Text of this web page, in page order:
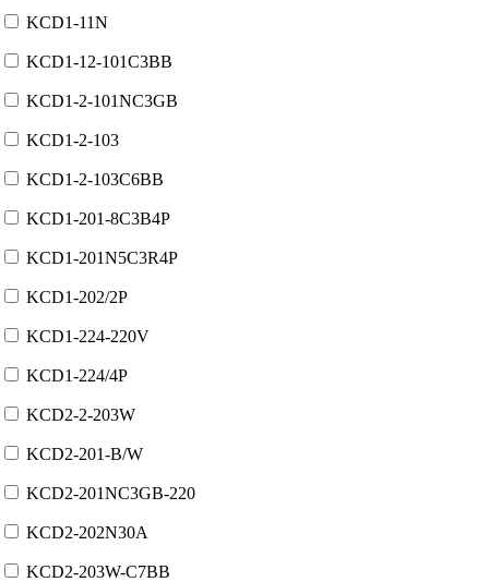
KCD1-11N
KCD1-12-101C3BB
KCD1-2-101NC3GB
KCD1-2-103
KCD1-2-103C6BB
KCD1-201-8C3B4P
KCD1-201N5C3R4P
KCD1-202/2P
KCD1-224-220V
KCD1-224/4P
KCD2-2-203W
KCD2-201-B/W
KCD2-201NC3GB-220
KCD2-202N30A
KCD2-203W-C7BB